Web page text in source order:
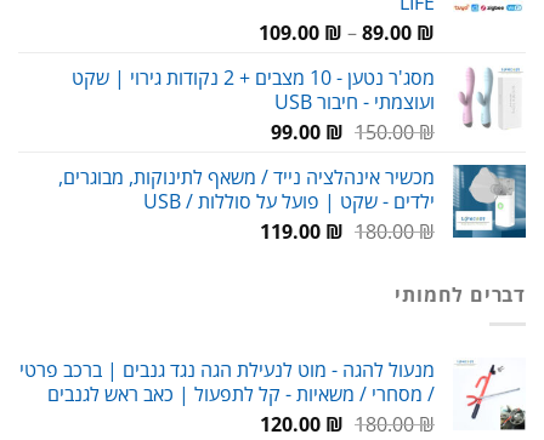
89.00 ₪
–
109.00 ₪
מסג'ר נטען - 10 מצבים + 2 נקודות גירוי | שקט
ועוצמתי - חיבור USB
150.00₪
המחיר
היה:
150.00 ₪.
99.00 ₪
המחיר
הוא:
99.00 ₪.
מכשיר אינהלציה נייד / משאף לתינוקות, מבוגרים,
ילדים - שקט | פועל על סוללות / USB
180.00₪
המחיר119.00 ₪
המחיר
דברים לחמותי
מנעול להגה - מוט לנעילת הגה נגד גנבים | ברכב פרטי
/ מסחרי / משאיות - קל לתפעול | כאב ראש לגנבים
180.00₪
המחיר120.00 ₪
המחיר